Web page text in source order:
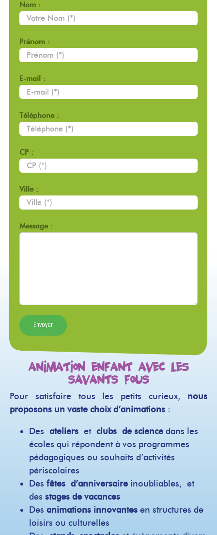
Nom :
Prénom :
E-mail :
Téléphone :
CP :
Ville :
Message :
Animation enfant avec Les
Savants Fous
Pour satisfaire tous les petits curieux, nous
proposons un vaste choix d’animations :
Des ateliers et clubs de science dans les
écoles qui répondent à vos programmes
pédagogiques ou souhaits d’activités
périscolaires
Des fêtes d’anniversaire inoubliables, et
des stages de vacances
Des animations innovantes en structures de
loisirs ou culturelles